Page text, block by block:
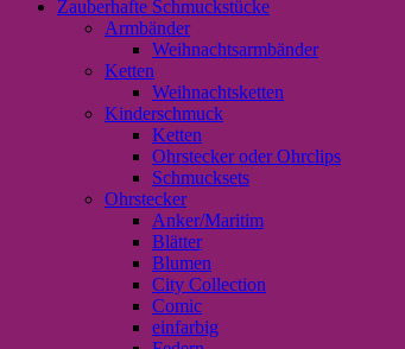
Zauberhafte Schmuckstücke
Armbänder
Weihnachtsarmbänder
Ketten
Weihnachtsketten
Kinderschmuck
Ketten
Ohrstecker oder Ohrclips
Schmucksets
Ohrstecker
Anker/Maritim
Blätter
Blumen
City Collection
Comic
einfarbig